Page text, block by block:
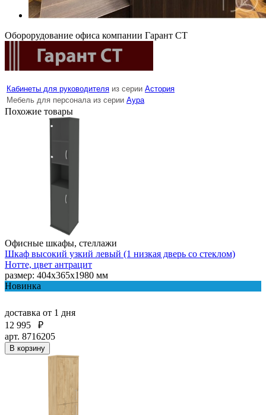
Оборорудование офиса компании Гарант СТ
Кабинеты для руководителя из серии Астория
Мебель для персонала из серии Аура
Похожие товары
Офисные шкафы, стеллажи
Шкаф высокий узкий левый (1 низкая дверь со стеклом)
Нотте, цвет антрацит
размер: 404х365х1980 мм
Новинка
доставка от 1 дня
12 995
₽
арт. 8716205
В корзину